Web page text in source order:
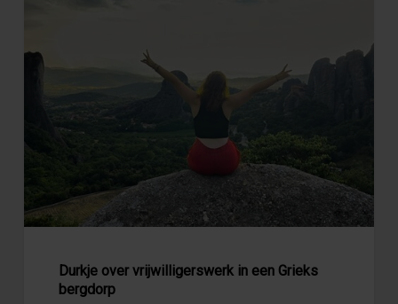
Grieks
Durkje over vrijwilligerswerk in een Grieks
bergdorp